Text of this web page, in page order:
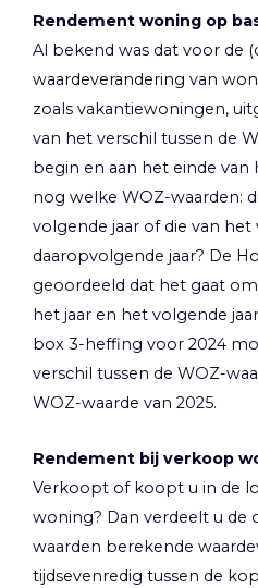
Rendement woning op
Al bekend was dat voor de
waardeverandering van
zoals vakantiewoningen,
van het verschil tussen de
begin en aan het einde van
nog welke WOZ-waarden:
volgende jaar of die van
daaropvolgende jaar? De
geoordeeld dat het gaat
het jaar en het volgende
box 3-heffing voor 2024
verschil tussen de WOZ-
WOZ-waarde van 2025.
Rendement bij verkoop
Verkoopt of koopt u in de
woning? Dan verdeelt u de
waarden berekende
tijdsevenredig tussen de